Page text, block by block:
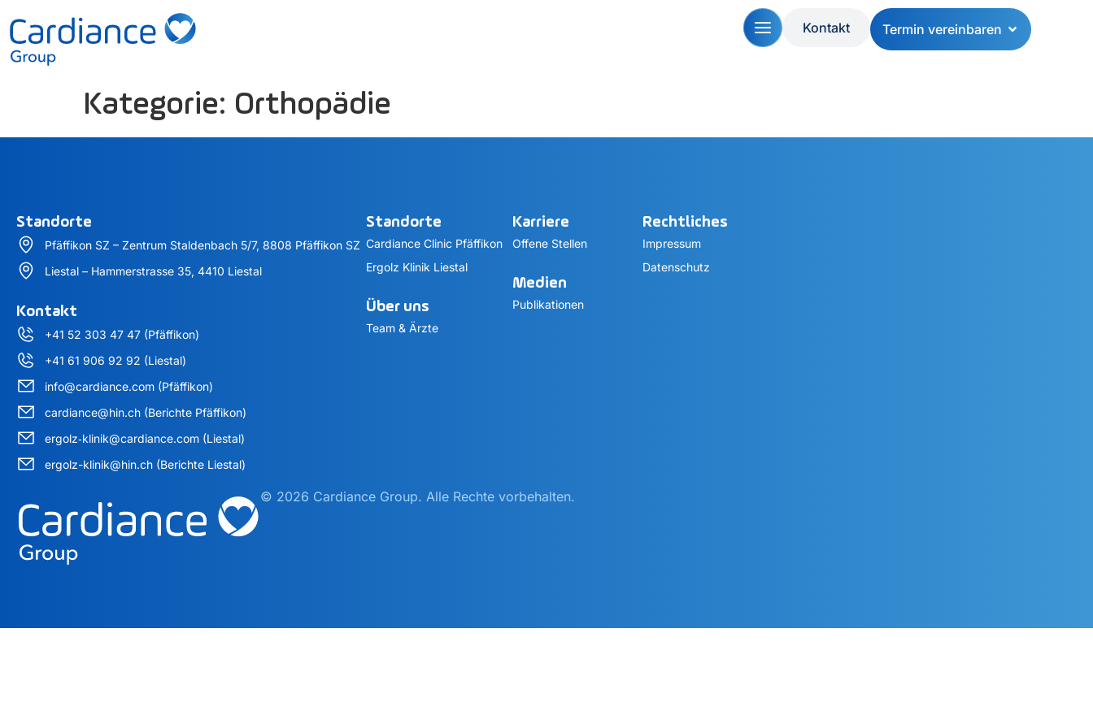
Kontakt Termin vereinbaren
Kategorie: Orthopädie
Standorte
Pfäffikon SZ – Zentrum Staldenbach 5/7, 8808 Pfäffikon SZ
Liestal – Hammerstrasse 35, 4410 Liestal
Kontakt
+41 52 303 47 47 (Pfäffikon)
+41 61 906 92 92 (Liestal)
info@cardiance.com (Pfäffikon)
cardiance@hin.ch (Berichte Pfäffikon)
ergolz‑klinik@cardiance.com (Liestal)
ergolz-klinik@hin.ch (Berichte Liestal)
Standorte
Cardiance Clinic Pfäffikon
Ergolz Klinik Liestal
Über uns
Team & Ärzte
Karriere
Offene Stellen
Medien
Publikationen
Rechtliches
Impressum
Datenschutz
© 2026 Cardiance Group. Alle Rechte vorbehalten.